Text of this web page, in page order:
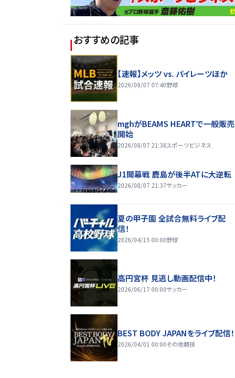
おすすめの記事
【速報】メッツ vs. パイレーツほか
2026/08/07 07:40野球
mghがBEAMS HEARTで一般販売
開始
2026/08/07 21:38スポーツビジネス
J1開幕戦 鹿島が後半ATに大逆転
2026/08/07 21:37サッカー
夏の甲子園 全試合無料ライブ配
信！
2026/04/15 00:00野球
高円宮杯 見逃し動画配信中！
2026/06/17 00:00サッカー
BEST BODY JAPANをライブ配信！
2026/04/01 00:00その他競技